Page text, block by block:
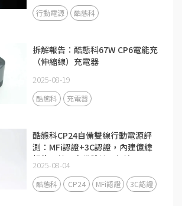
行動電源 酷態科
拆解報告：酷態科67W CP6電能充
（伸縮線）充電器
2025-08-19
酷態科 充電器
酷態科CP24自備雙線行動電源評
測：MFi認證+3C認證，內建億緯
鋰能電芯，自備雙線更便攜
2025-08-04
酷態科 CP24 MFi認證 3C認證